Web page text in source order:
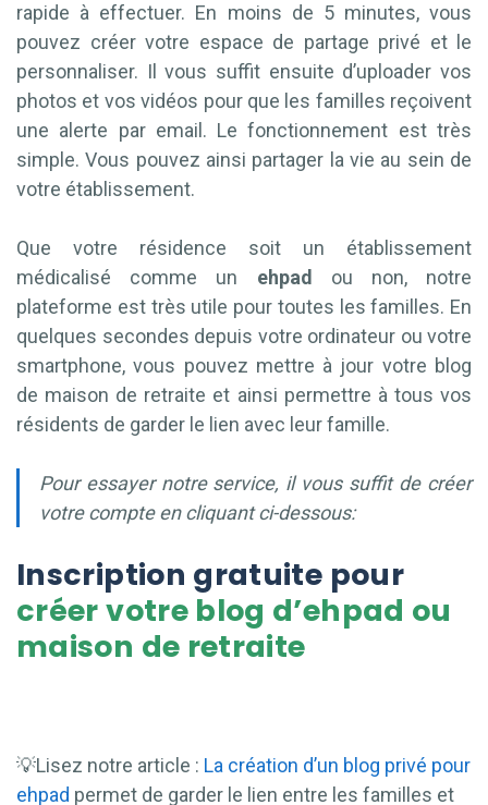
rapide à effectuer. En moins de 5 minutes, vous
pouvez créer votre espace de partage privé et le
personnaliser. Il vous suffit ensuite d’uploader vos
photos et vos vidéos pour que les familles reçoivent
une alerte par email. Le fonctionnement est très
simple. Vous pouvez ainsi partager la vie au sein de
votre établissement.
Que votre résidence soit un établissement
médicalisé comme un ehpad
ou non, notre
plateforme est très utile pour toutes les familles. En
quelques secondes depuis votre ordinateur ou votre
smartphone, vous pouvez mettre à jour votre blog
de maison de retraite et ainsi permettre à tous vos
résidents de garder le lien avec leur famille.
Pour essayer notre service, il vous suffit de créer
votre compte en cliquant ci-dessous:
Inscription gratuite pour
créer votre blog d’ehpad ou
maison de retraite
💡Lisez notre article : La création d’un blog privé pour
ehpad permet de garder le lien entre les familles et